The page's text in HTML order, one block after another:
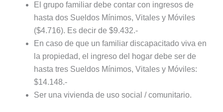
El grupo familiar debe contar con ingresos de
hasta dos Sueldos Mínimos, Vitales y Móviles
($4.716). Es decir de $9.432.-
En caso de que un familiar discapacitado viva en
la propiedad, el ingreso del hogar debe ser de
hasta tres Sueldos Mínimos, Vitales y Móviles:
$14.148.-
Ser una vivienda de uso social / comunitario.